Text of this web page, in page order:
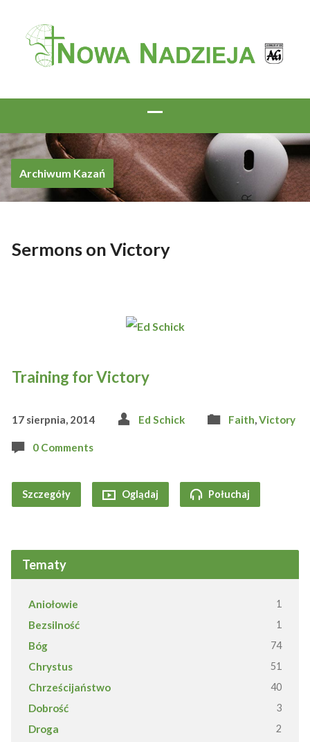
Archiwum Kazań
Sermons on Victory
Training for Victory
17 sierpnia, 2014 Ed Schick Faith,Victory
0 Comments
Szczegóły Oglądaj Połuchaj
Tematy
Aniołowie 1
Bezsilność 1
Bóg 74
Chrystus 51
Chrześcijaństwo 40
Dobrość 3
Droga 2